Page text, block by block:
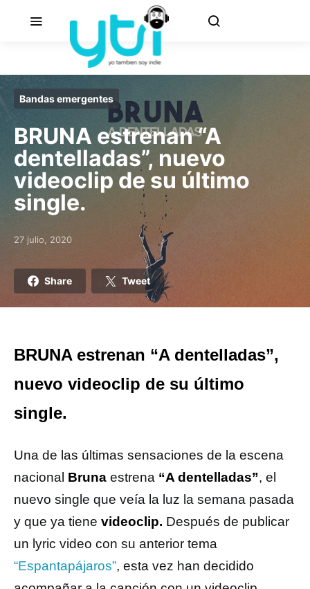
Bandas emergentes
BRUNA estrenan “A
dentelladas”, nuevo
videoclip de su último
single.
Posted on
27 julio, 2020
Share Tweet
BRUNA estrenan “A dentelladas”,
nuevo videoclip de su último
single.
Una de las últimas sensaciones de la escena
nacional Bruna estrena “A dentelladas”, el
nuevo single que veía la luz la semana pasada
y que ya tiene videoclip. Después de publicar
un lyric video con su anterior tema
“Espantapájaros”, esta vez han decidido